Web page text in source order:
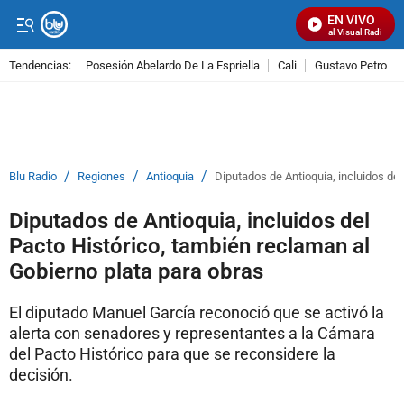
EN VIVO
Señal Visual Radio
Tendencias: Posesión Abelardo De La Espriella Cali Gustavo Petro
Blu Radio / Regiones / Antioquia / Diputados de Antioquia, incluidos
Diputados de Antioquia, incluidos del
Pacto Histórico, también reclaman al
Gobierno plata para obras
El diputado Manuel García reconoció que se activó la
alerta con senadores y representantes a la Cámara
del Pacto Histórico para que se reconsidere la
decisión.